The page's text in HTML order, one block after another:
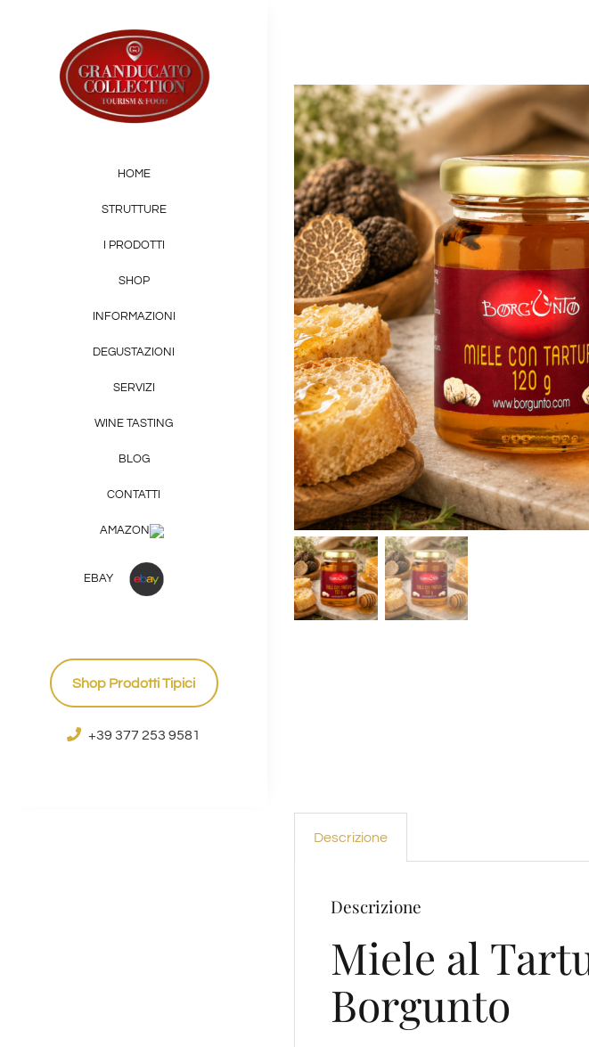
contenuto
HOME
STRUTTURE
I PRODOTTI
SHOP
INFORMAZIONI
DEGUSTAZIONI
SERVIZI
WINE TASTING
BLOG
CONTATTI
AMAZON
EBAY
Shop Prodotti Tipici
+39 377 253 9581
Descrizione
Descrizione
Miele al
Borgunto